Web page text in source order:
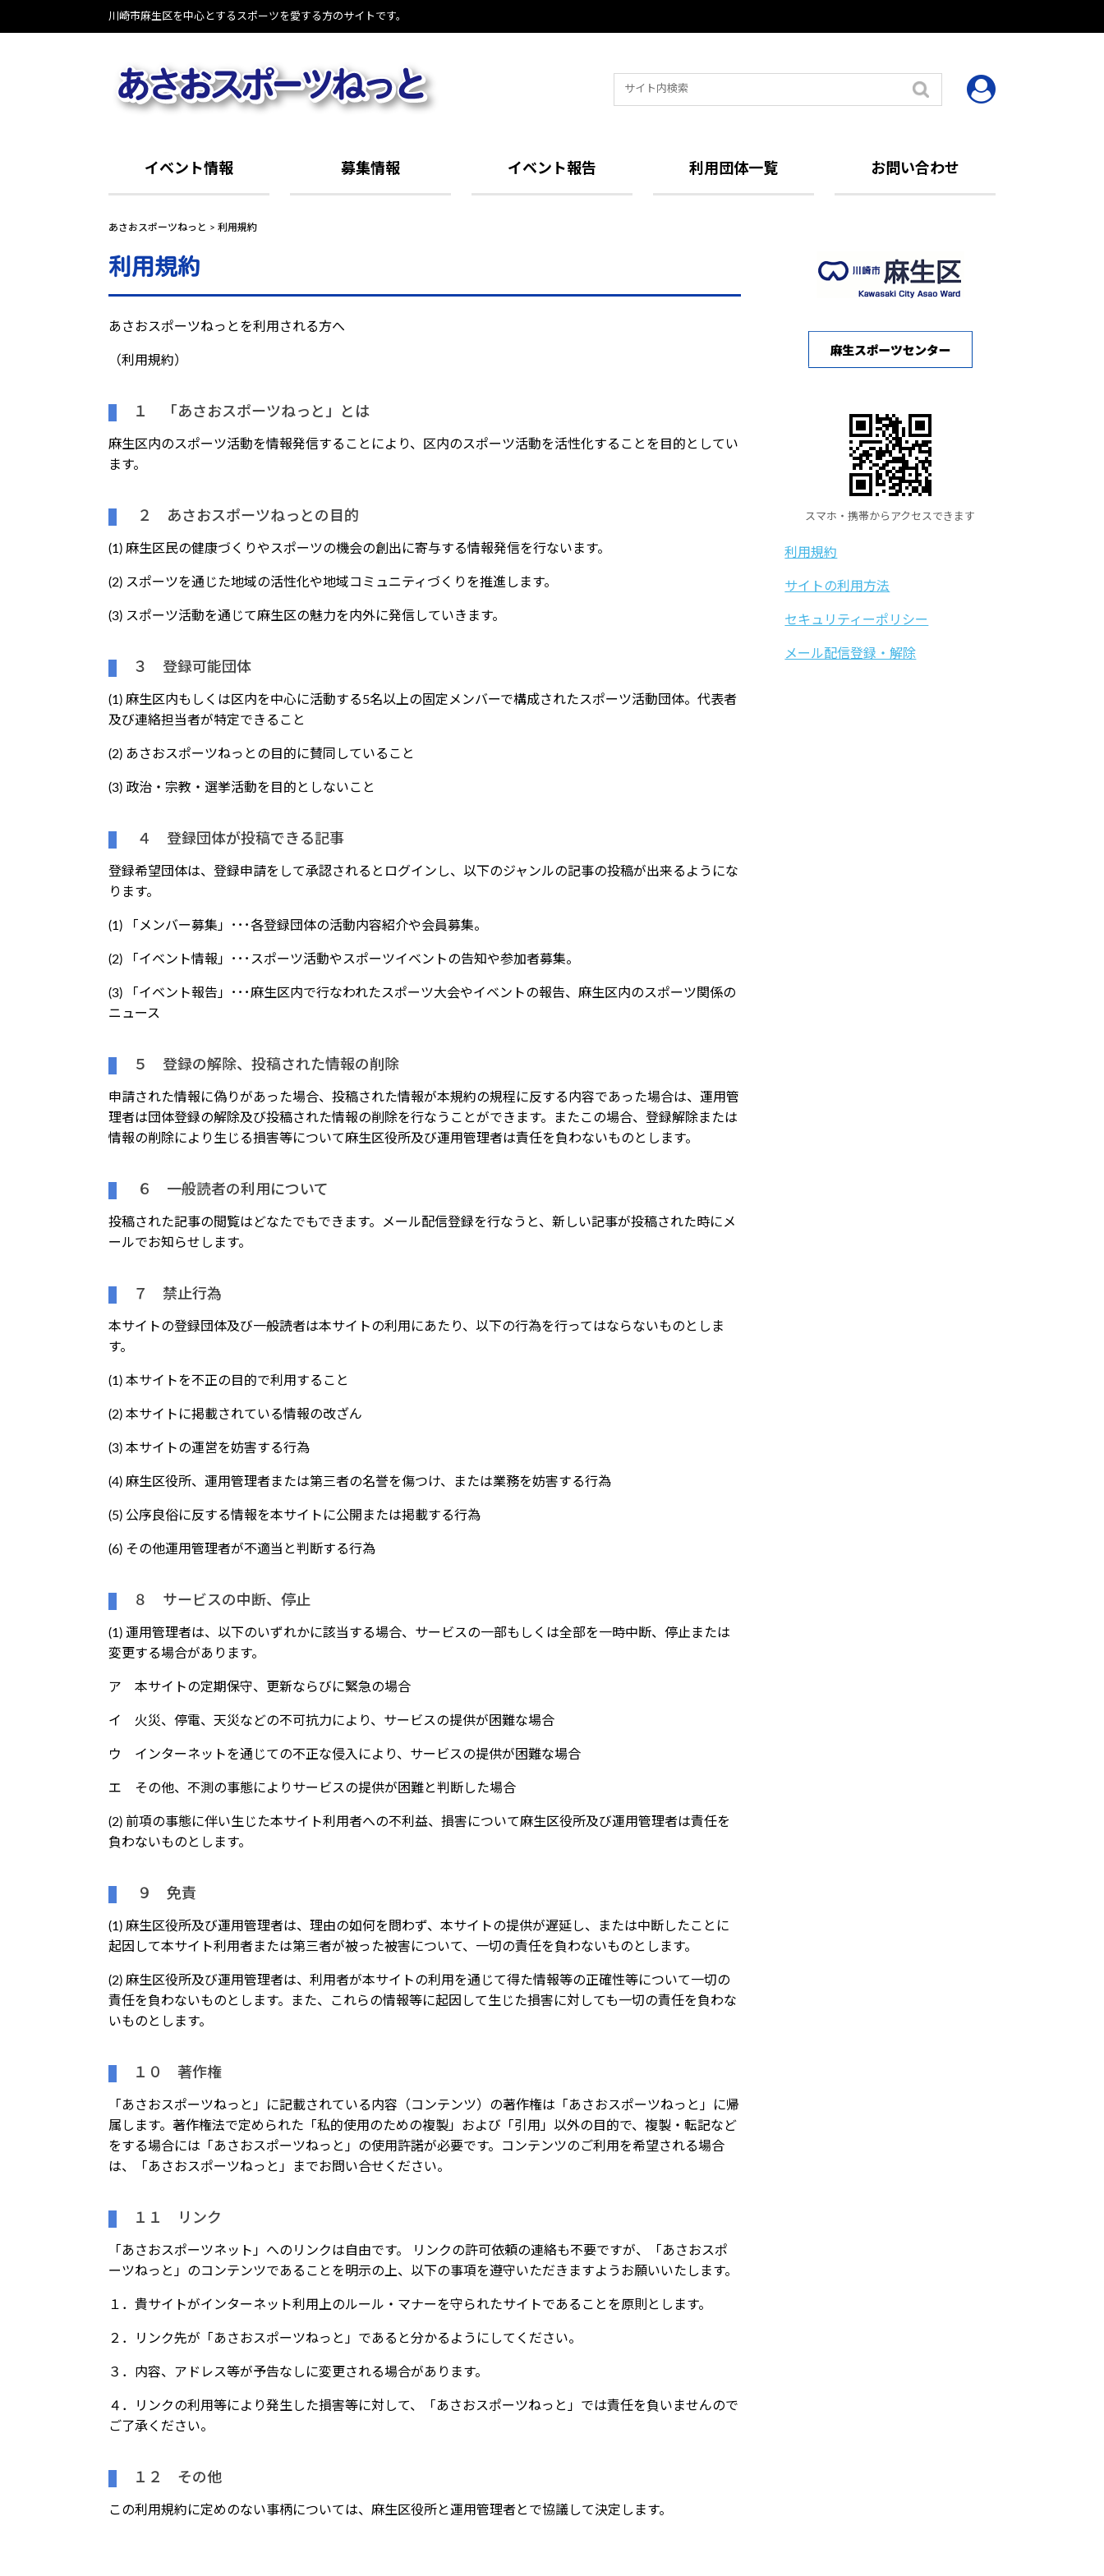
川崎市麻生区を中心とするスポーツを愛する方のサイトです。
Search
for:
イベント情報 募集情報 イベント報告 利用団体一覧 お問い合わせ
あさおスポーツねっと > 利用規約
利用規約
あさおスポーツねっとを利用される方へ
（利用規約）
１ 「あさおスポーツねっと」とは
麻生区内のスポーツ活動を情報発信することにより、区内のスポーツ活動を活性化することを目的としてい
ます。
２ あさおスポーツねっとの目的
(1) 麻生区民の健康づくりやスポーツの機会の創出に寄与する情報発信を行ないます。
(2) スポーツを通じた地域の活性化や地域コミュニティづくりを推進します。
(3) スポーツ活動を通じて麻生区の魅力を内外に発信していきます。
３ 登録可能団体
(1) 麻生区内もしくは区内を中心に活動する5名以上の固定メンバーで構成されたスポーツ活動団体。代表者
及び連絡担当者が特定できること
(2) あさおスポーツねっとの目的に賛同していること
(3) 政治・宗教・選挙活動を目的としないこと
４ 登録団体が投稿できる記事
登録希望団体は、登録申請をして承認されるとログインし、以下のジャンルの記事の投稿が出来るようにな
ります。
(1) 「メンバー募集」･･･各登録団体の活動内容紹介や会員募集。
(2) 「イベント情報」･･･スポーツ活動やスポーツイベントの告知や参加者募集。
(3) 「イベント報告」･･･麻生区内で行なわれたスポーツ大会やイベントの報告、麻生区内のスポーツ関係の
ニュース
５ 登録の解除、投稿された情報の削除
申請された情報に偽りがあった場合、投稿された情報が本規約の規程に反する内容であった場合は、運用管
理者は団体登録の解除及び投稿された情報の削除を行なうことができます。またこの場合、登録解除または
情報の削除により生じる損害等について麻生区役所及び運用管理者は責任を負わないものとします。
６ 一般読者の利用について
投稿された記事の閲覧はどなたでもできます。メール配信登録を行なうと、新しい記事が投稿された時にメ
ールでお知らせします。
７ 禁止行為
本サイトの登録団体及び一般読者は本サイトの利用にあたり、以下の行為を行ってはならないものとしま
す。
(1) 本サイトを不正の目的で利用すること
(2) 本サイトに掲載されている情報の改ざん
(3) 本サイトの運営を妨害する行為
(4) 麻生区役所、運用管理者または第三者の名誉を傷つけ、または業務を妨害する行為
(5) 公序良俗に反する情報を本サイトに公開または掲載する行為
(6) その他運用管理者が不適当と判断する行為
８ サービスの中断、停止
(1) 運用管理者は、以下のいずれかに該当する場合、サービスの一部もしくは全部を一時中断、停止または
変更する場合があります。
ア 本サイトの定期保守、更新ならびに緊急の場合
イ 火災、停電、天災などの不可抗力により、サービスの提供が困難な場合
ウ インターネットを通じての不正な侵入により、サービスの提供が困難な場合
エ その他、不測の事態によりサービスの提供が困難と判断した場合
(2) 前項の事態に伴い生じた本サイト利用者への不利益、損害について麻生区役所及び運用管理者は責任を
負わないものとします。
９ 免責
(1) 麻生区役所及び運用管理者は、理由の如何を問わず、本サイトの提供が遅延し、または中断したことに
起因して本サイト利用者または第三者が被った被害について、一切の責任を負わないものとします。
(2) 麻生区役所及び運用管理者は、利用者が本サイトの利用を通じて得た情報等の正確性等について一切の
責任を負わないものとします。また、これらの情報等に起因して生じた損害に対しても一切の責任を負わな
いものとします。
１０ 著作権
「あさおスポーツねっと」に記載されている内容（コンテンツ）の著作権は「あさおスポーツねっと」に帰
属します。著作権法で定められた「私的使用のための複製」および「引用」以外の目的で、複製・転記など
をする場合には「あさおスポーツねっと」の使用許諾が必要です。コンテンツのご利用を希望される場合
は、「あさおスポーツねっと」までお問い合せください。
１１ リンク
「あさおスポーツネット」へのリンクは自由です。 リンクの許可依頼の連絡も不要ですが、「あさおスポ
ーツねっと」のコンテンツであることを明示の上、以下の事項を遵守いただきますようお願いいたします。
１．貴サイトがインターネット利用上のルール・マナーを守られたサイトであることを原則とします。
２．リンク先が「あさおスポーツねっと」であると分かるようにしてください。
３．内容、アドレス等が予告なしに変更される場合があります。
４．リンクの利用等により発生した損害等に対して、「あさおスポーツねっと」では責任を負いませんので
ご了承ください。
１２ その他
この利用規約に定めのない事柄については、麻生区役所と運用管理者とで協議して決定します。
スマホ・携帯からアクセスできます
利用規約
サイトの利用方法
セキュリティーポリシー
メール配信登録・解除